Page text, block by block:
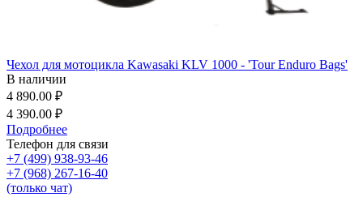
Чехол для мотоцикла Kawasaki KLV 1000 - 'Tour Enduro Bags'
В наличии
4 890.00 ₽
4 390.00 ₽
Подробнее
Телефон для связи
+7 (499) 938-93-46
+7 (968) 267-16-40
(только чат)